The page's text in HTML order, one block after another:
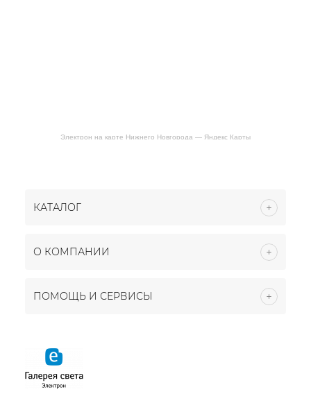
Электрон на карте Нижнего Новгорода — Яндекс Карты
КАТАЛОГ
О КОМПАНИИ
ПОМОЩЬ И СЕРВИСЫ